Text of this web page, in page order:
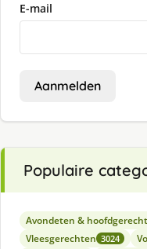
E-mail
Aanmelden
Populaire
Avondeten &
Vleesgerechten 3024